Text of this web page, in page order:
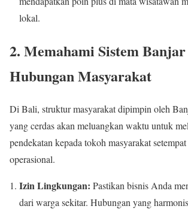
lokal.
2. Memahami Sistem
Hubungan Masyarakat
Di Bali, struktur masyarakat dipimpin oleh
yang cerdas akan meluangkan waktu untuk
pendekatan kepada tokoh masyarakat
operasional.
Izin Lingkungan: Pastikan bisnis Anda
dari warga sekitar. Hubungan yang